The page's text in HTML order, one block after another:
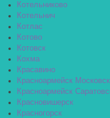
Котельниково
Котельнич
Котлас
Котово
Котовск
Кохма
Красавино
Красноармейск
Красноармейск
Красновишерск
Красногорск